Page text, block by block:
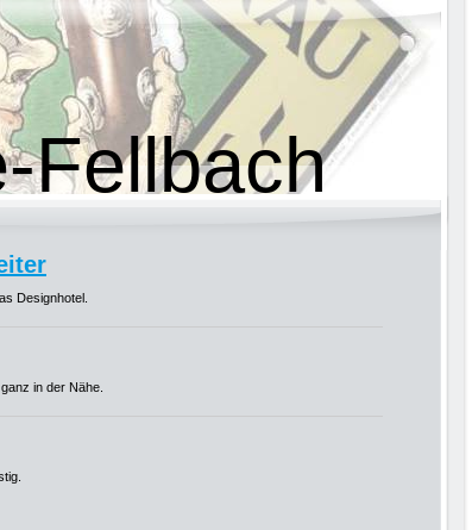
Fellbach
Designhotel.
in der Nähe.